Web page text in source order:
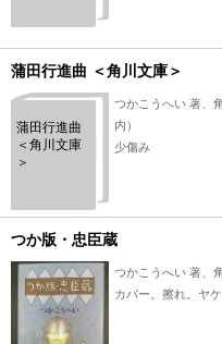
へい論ならびに黒
蒲田行進曲 ＜角川文庫＞
蒲田行進曲
＜角川文庫
＞
つかこうへい 著、
内）
少傷み
つか版・忠臣蔵
つかこうへい 著、
カバー。擦れ。ヤケ